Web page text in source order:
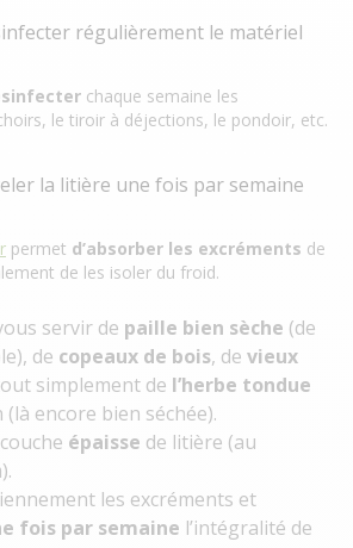
régulièrement le matériel
chaque semaine les
le tiroir à déjections, le pondoir, etc.
la litière une fois par semaine
permet d’absorber les excréments de
de les isoler du froid.
servir de paille bien sèche (de
de copeaux de bois, de vieux
simplement de l’herbe tondue
encore bien séchée).
épaisse de litière (au
les excréments et
fois par semaine l’intégralité de